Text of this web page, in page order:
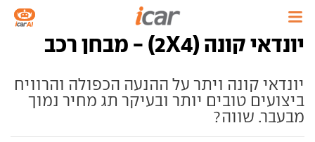
יונדאי קונה (2X4) - מבחן רכב
יונדאי קונה ויתר על ההנעה הכפולה והרוויח
ביצועים טובים יותר ובעיקר תג מחיר נמוך
מבעבר. שווה?